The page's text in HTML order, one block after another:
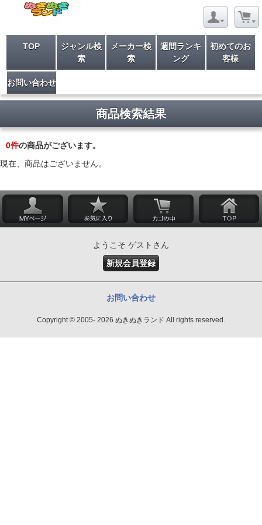
TOP
ジャンル検
索
メーカー検
索
週間ランキ
ング
初めてのお
客様
お問い合わせ
商品検索結果
0件の商品がございます。
現在、商品はございません。
ようこそ ゲストさん
新規会員登録
お問い合わせ
Copyright © 2005- 2026 ぬきぬきランド All rights reserved.